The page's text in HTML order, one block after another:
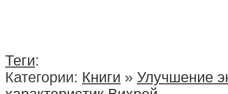
Теги:
Категории: Книги » Улучшение